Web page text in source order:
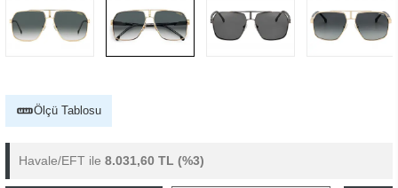
Ölçü Tablosu
Havale/EFT ile 8.031,60 TL (%3)